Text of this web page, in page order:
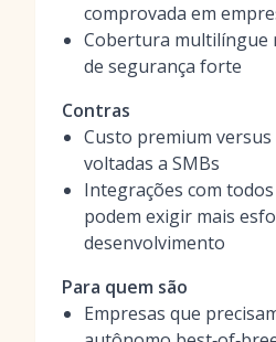
comprovada em
Cobertura multilíngue
de segurança forte
Contras
Custo premium
voltadas a SMBs
Integrações com
podem exigir mais
desenvolvimento
Para quem são
Empresas que